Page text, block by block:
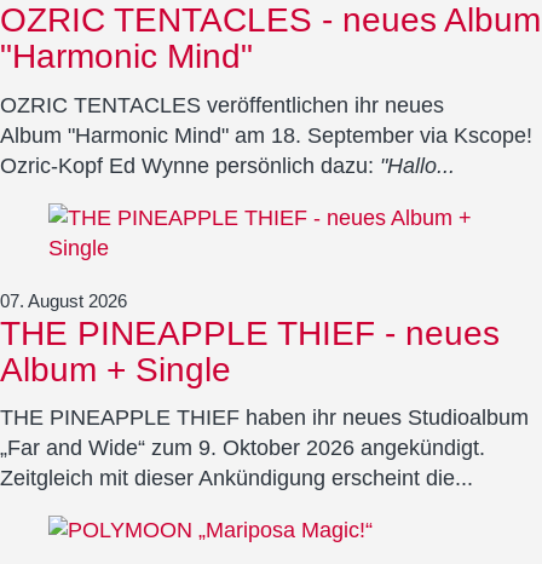
OZRIC TENTACLES - neues Album
"Harmonic Mind"
OZRIC TENTACLES veröffentlichen ihr neues
Album "Harmonic Mind" am 18. September via Kscope!
Ozric-Kopf Ed Wynne persönlich dazu: "Hallo...
07. August 2026
THE PINEAPPLE THIEF - neues
Album + Single
THE PINEAPPLE THIEF haben ihr neues Studioalbum
„Far and Wide“ zum 9. Oktober 2026 angekündigt.
Zeitgleich mit dieser Ankündigung erscheint die...